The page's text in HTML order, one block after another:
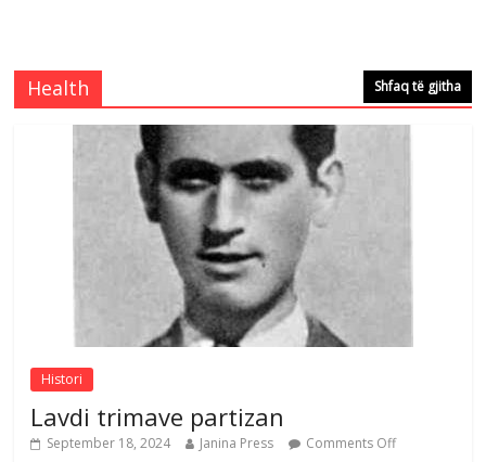
Comments Off
Çlirimtari Mentor Mushkolaj nderohet
me mirenjohje nga Xhevdet Qeriqi Dega
e invalidëve në Fushë Kosovë
August 4, 2026 Comments Off
Sulm , pse të dua ty
August 8, 2026 Comments Off
Health Shfaq të gjitha
Histori
Lavdi trimave partizan
September 18, 2024 Janina Press Comments Off